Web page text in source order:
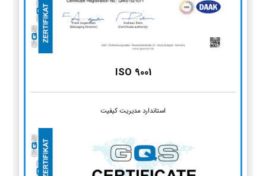
ISO 9001
استاندارد مدیریت کیفیت